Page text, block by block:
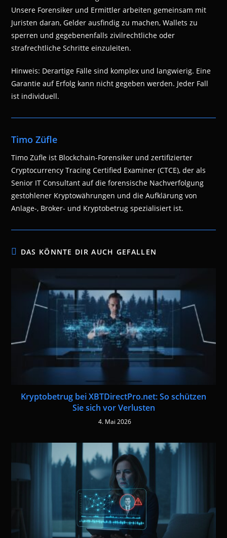
Unsere Forensiker und Ermittler arbeiten gemeinsam mit
Juristen daran, Gelder ausfindig zu machen, Wallets zu
sperren und gegebenenfalls zivilrechtliche oder
strafrechtliche Schritte einzuleiten.
Hinweis: Derartige Fälle sind komplex und langwierig. Eine
Garantie auf Erfolg kann nicht gegeben werden. Jeder Fall
ist individuell.
Timo Züfle
Timo Züfle ist Blockchain-Forensiker und zertifizierter
Cryptocurrency Tracing Certified Examiner (CTCE), der als
Senior IT Consultant auf die forensische Nachverfolgung
gestohlener Kryptowährungen und die Aufklärung von
Anlage-, Broker- und Kryptobetrug spezialisiert ist.
DAS KÖNNTE DIR AUCH GEFALLEN
Kryptobetrug bei XBTDirectPro.net: So schützen
Sie sich vor Verlusten
4. Mai 2026